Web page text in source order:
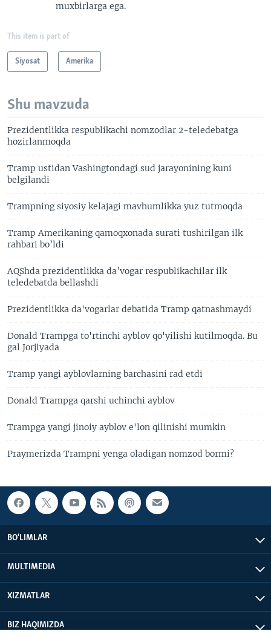
muxbirlarga ega.
This item is part of
Siyosat Amerika
Shu mavzuda
Prezidentlikka respublikachi nomzodlar 2-teledebatga
hozirlanmoqda
Tramp ustidan Vashingtondagi sud jarayonining kuni
belgilandi
Trampning siyosiy kelajagi mavhumlikka yuz tutmoqda
Tramp Amerikaning qamoqxonada surati tushirilgan ilk
rahbari bo’ldi
AQShda prezidentlikka da’vogar respublikachilar ilk
teledebatda bellashdi
Prezidentlikka da'vogarlar debatida Tramp qatnashmaydi
Donald Trampga to'rtinchi ayblov qo'yilishi kutilmoqda. Bu
gal Jorjiyada
Tramp yangi ayblovlarning barchasini rad etdi
Donald Trampga qarshi uchinchi ayblov
Trampga yangi jinoiy ayblov e'lon qilinishi mumkin
Praymerizda Trampni yenga oladigan nomzod bormi?
BO'LIMLAR
MULTIMEDIA
XIZMATLAR
BIZ HAQIMIZDA